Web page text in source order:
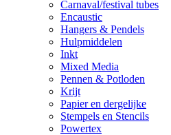
Carnaval/festival tubes
Encaustic
Hangers & Pendels
Hulpmiddelen
Inkt
Mixed Media
Pennen & Potloden
Krijt
Papier en dergelijke
Stempels en Stencils
Powertex